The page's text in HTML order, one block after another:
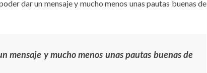
dar un mensaje y mucho menos unas pautas buenas de
mensaje y mucho menos unas pautas buenas de